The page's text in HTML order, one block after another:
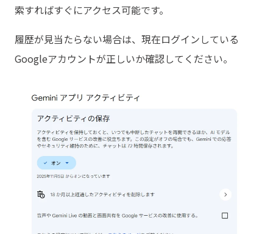
索すればすぐにアクセス可能です。
履歴が見当たらない場合は、現在ログインしている
Googleアカウントが正しいか確認してください。